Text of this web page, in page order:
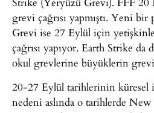
grevi çağrısı yapmıştı. Yeni
Grevi ise 27 Eylül için
çağrısı yapıyor. Earth Strike
okul grevlerine büyüklerin
20-27 Eylül tarihlerinin
nedeni aslında o tarihlerde